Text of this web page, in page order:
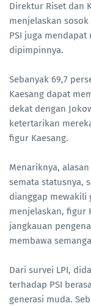
Direktur Riset dan
menjelaskan sosok
PSI juga
dipimpinnya.
Sebanyak 69,7
Kaesang dapat
dekat dengan
ketertarikan
figur Kaesang.
Menariknya,
semata statusnya,
dianggap mewakili
menjelaskan, figur
jangkauan
membawa
Dari survei LPI,
terhadap PSI
generasi muda.